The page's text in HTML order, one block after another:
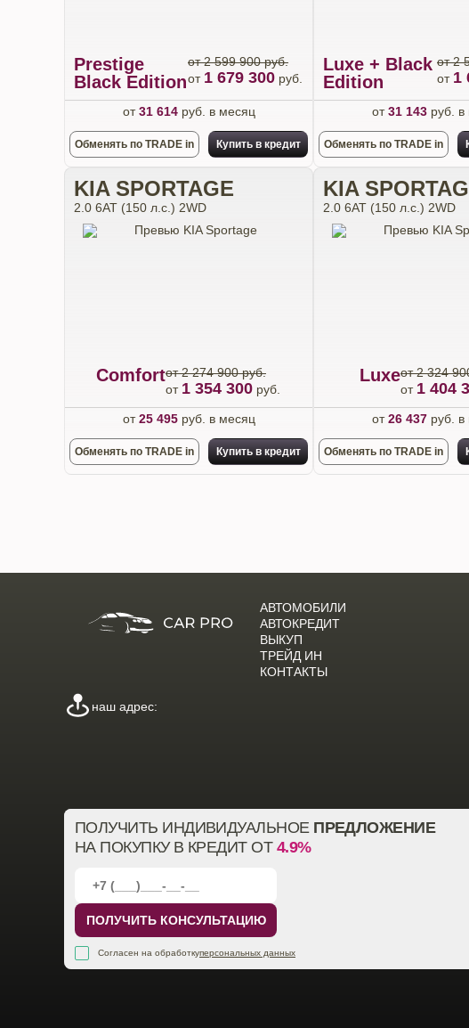
Prestige
Black Edition
от 2 599 900 руб.
от 1 679 300 руб.
от31 614руб. в месяц
Обменять по TRADE in Купить в кредит
Luxe + Black
Edition
от 2
от 1
от31 143руб. в
Обменять по TRADE in
KIA SPORTAGE
2.0 6АТ (150 л.с.) 2WD
Comfortот 2 274 900 руб.
от 1 354 300 руб.
от25 495руб. в месяц
Обменять по TRADE in Купить в кредит
KIA
2.0 6АТ (150 л.с.) 2WD
Luxeот 2 324
от 1 404
от26 437руб. в
Обменять по TRADE in
АВТОМОБИЛИ
АВТОКРЕДИТ
ВЫКУП
ТРЕЙД ИН
КОНТАКТЫ
наш адрес:
ПОЛУЧИТЬ ИНДИВИДУАЛЬНОЕ ПРЕДЛОЖЕНИЕ
НА ПОКУПКУ В КРЕДИТ ОТ 4.9%
ПОЛУЧИТЬ КОНСУЛЬТАЦИЮ
Согласен на обработкуперсональных данных